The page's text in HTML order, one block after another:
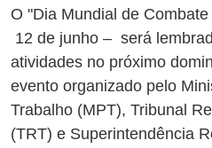
O "Dia Mundial de
12 de junho – será
atividades no próximo
evento organizado pelo
Trabalho (MPT), Tribunal
(TRT) e Superintendência